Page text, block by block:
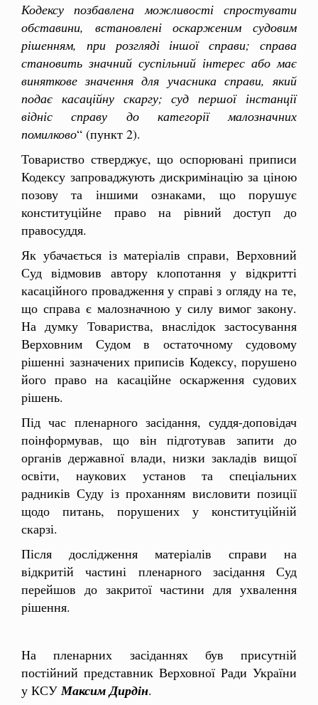
Кодексу позбавлена можливості спростувати
обставини, встановлені оскарженим судовим
рішенням, при розгляді іншої справи; справа
становить значний суспільний інтерес або має
виняткове значення для учасника справи, який
подає касаційну скаргу; суд першої інстанції
відніс справу до категорії малозначних
помилково“ (пункт 2).
Товариство стверджує, що оспорювані приписи
Кодексу запроваджують дискримінацію за ціною
позову та іншими ознаками, що порушує
конституційне право на рівний доступ до
правосуддя.
Як убачається із матеріалів справи, Верховний
Суд відмовив автору клопотання у відкритті
касаційного провадження у справі з огляду на те,
що справа є малозначною у силу вимог закону.
На думку Товариства, внаслідок застосування
Верховним Судом в остаточному судовому
рішенні зазначених приписів Кодексу, порушено
його право на касаційне оскарження судових
рішень.
Під час пленарного засідання, суддя-доповідач
поінформував, що він підготував запити до
органів державної влади, низки закладів вищої
освіти, наукових установ та спеціальних
радників Суду із проханням висловити позиції
щодо питань, порушених у конституційній
скарзі.
Після дослідження матеріалів справи на
відкритій частині пленарного засідання Суд
перейшов до закритої частини для ухвалення
рішення.
На пленарних засіданнях був присутній
постійний представник Верховної Ради України
у КСУ Максим Дирдін.